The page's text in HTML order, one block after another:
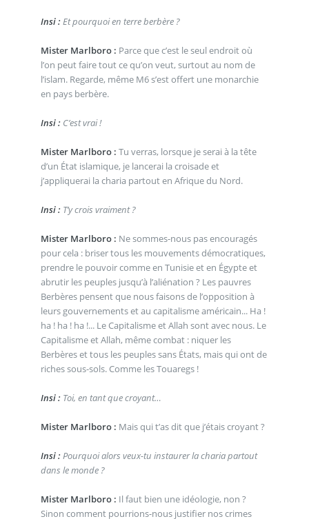
Insi : Et pourquoi en terre berbère ?
Mister Marlboro : Parce que c’est le seul endroit où
l’on peut faire tout ce qu’on veut, surtout au nom de
l’islam. Regarde, même M6 s’est offert une monarchie
en pays berbère.
Insi : C’est vrai !
Mister Marlboro : Tu verras, lorsque je serai à la tête
d’un État islamique, je lancerai la croisade et
j’appliquerai la charia partout en Afrique du Nord.
Insi : T’y crois vraiment ?
Mister Marlboro : Ne sommes-nous pas encouragés
pour cela : briser tous les mouvements démocratiques,
prendre le pouvoir comme en Tunisie et en Égypte et
abrutir les peuples jusqu’à l’aliénation ? Les pauvres
Berbères pensent que nous faisons de l’opposition à
leurs gouvernements et au capitalisme américain... Ha !
ha ! ha ! ha !... Le Capitalisme et Allah sont avec nous. Le
Capitalisme et Allah, même combat : niquer les
Berbères et tous les peuples sans États, mais qui ont de
riches sous-sols. Comme les Touaregs !
Insi : Toi, en tant que croyant…
Mister Marlboro : Mais qui t’as dit que j’étais croyant ?
Insi : Pourquoi alors veux-tu instaurer la charia partout
dans le monde ?
Mister Marlboro : Il faut bien une idéologie, non ?
Sinon comment pourrions-nous justifier nos crimes